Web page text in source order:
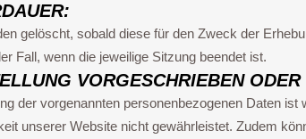
gelöscht, sobald diese für den Zweck der
Fall, wenn die jeweilige Sitzung beendet ist.
VORGESCHRIEBEN
der vorgenannten personenbezogenen Daten
unserer Website nicht gewährleistet. Zudem